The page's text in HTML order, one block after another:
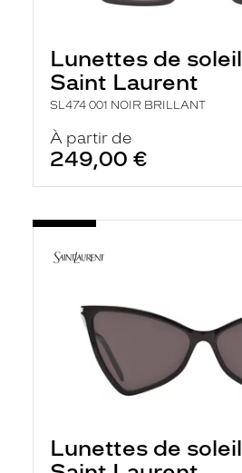
Lunettes de soleil
Saint Laurent
SL474 001 NOIR BRILLANT
À partir de
249,00 €
Lunettes de soleil